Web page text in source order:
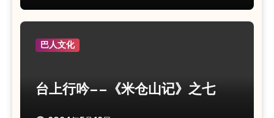
巴人文化
台上行吟——《米仓山记》之七